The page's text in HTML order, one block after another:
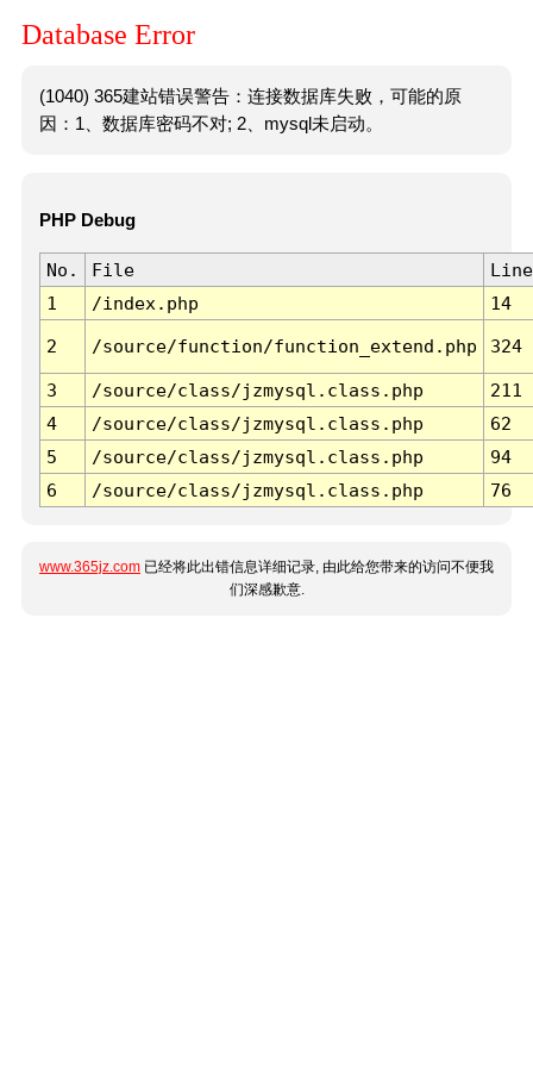
Database Error
(1040) 365建站错误警告：连接数据库失败，可能的原
因：1、数据库密码不对; 2、mysql未启动。
PHP Debug
No. File
Line
1
/index.php 14
2 /source/function/function_extend.php 324
3 /source/class/jzmysql.class.php
211
4
/source/class/jzmysql.class.php
62
5
/source/class/jzmysql.class.php
94
6
/source/class/jzmysql.class.php 76
www.365jz.com 已经将此出错信息详细记录, 由此给您带来的访问不便我
们深感歉意.